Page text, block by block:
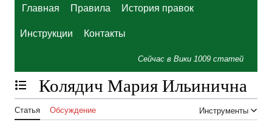
Главная Правила История правок
Инструкции Контакты
Сейчас в Вики 1009 статей
Отобразить/Скрыть содержание
Колядич Мария Ильинична
Статья Обсуждение Инструменты